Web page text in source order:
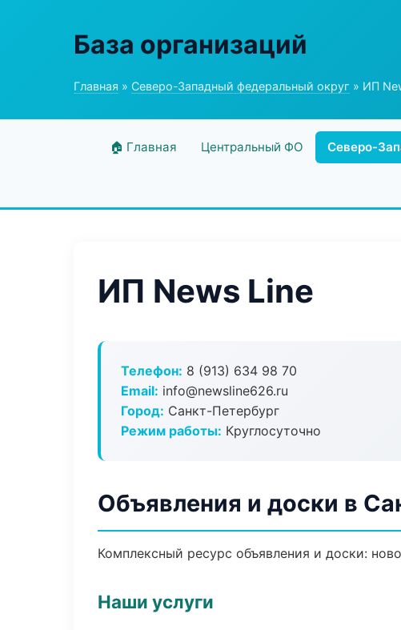
База организаций
Главная » Северо-Западный федеральный округ » ИП
🏠 Главная Центральный ФО Северо-
ИП News Line
Телефон: 8 (913) 634 98 70
Email: info@newsline626.ru
Город: Санкт-Петербург
Режим работы: Круглосуточно
Объявления и доски в
Комплексный ресурс объявления и доски:
Наши услуги